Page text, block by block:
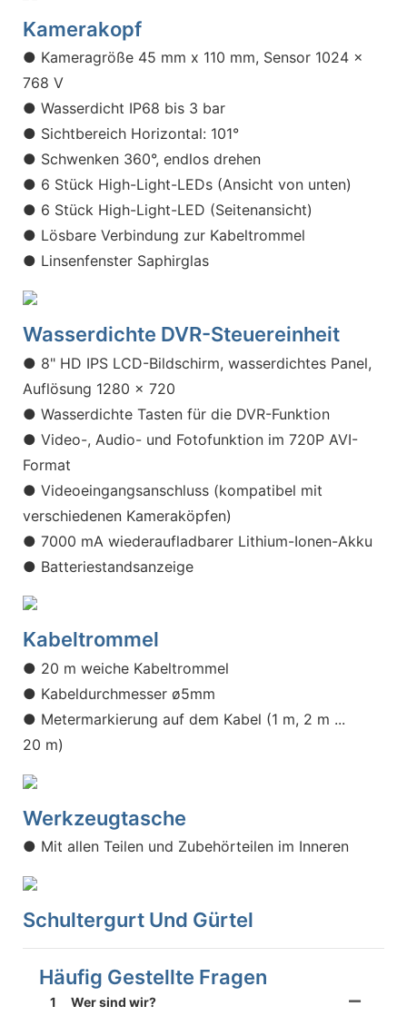
Kamerakopf
● Kameragröße 45 mm x 110 mm, Sensor 1024 x
768 V
● Wasserdicht IP68 bis 3 bar
● Sichtbereich Horizontal: 101°
● Schwenken 360°, endlos drehen
● 6 Stück High-Light-LEDs (Ansicht von unten)
● 6 Stück High-Light-LED (Seitenansicht)
● Lösbare Verbindung zur Kabeltrommel
● Linsenfenster Saphirglas
Wasserdichte DVR-Steuereinheit
● 8" HD IPS LCD-Bildschirm, wasserdichtes Panel,
Auflösung 1280 x 720
● Wasserdichte Tasten für die DVR-Funktion
● Video-, Audio- und Fotofunktion im 720P AVI-
Format
● Videoeingangsanschluss (kompatibel mit
verschiedenen Kameraköpfen)
● 7000 mA wiederaufladbarer Lithium-Ionen-Akku
● Batteriestandsanzeige
Kabeltrommel
● 20 m weiche Kabeltrommel
● Kabeldurchmesser ø5mm
● Metermarkierung auf dem Kabel (1 m, 2 m ...
20 m)
Werkzeugtasche
● Mit allen Teilen und Zubehörteilen im Inneren
Schultergurt Und Gürtel
Häufig Gestellte Fragen
1 Wer sind wir?